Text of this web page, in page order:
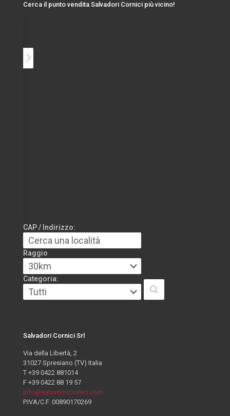
Cerca il punto vendita Salvadori Cornici più vicino!
CAP / Indirizzo:
Raggio
Categoria:
Salvadori Cornici Srl
Via della Libertà, 2
31027 Spresiano (TV) Italia
T +39 0422 881014
F +39 0422 88 19 57
info@salvadoricornici.com
P.IVA/C.F. 00890170269